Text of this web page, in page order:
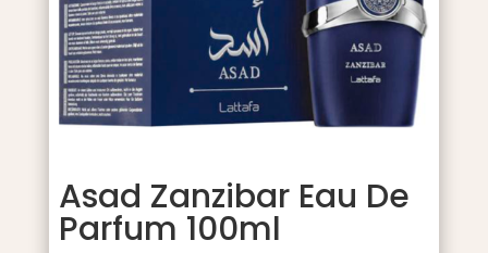
Asad Zanzibar Eau De
Parfum 100ml